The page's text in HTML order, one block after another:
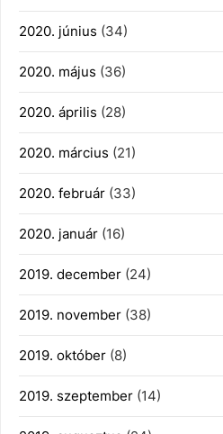
2020. június (34)
2020. május (36)
2020. április (28)
2020. március (21)
2020. február (33)
2020. január (16)
2019. december (24)
2019. november (38)
2019. október (8)
2019. szeptember (14)